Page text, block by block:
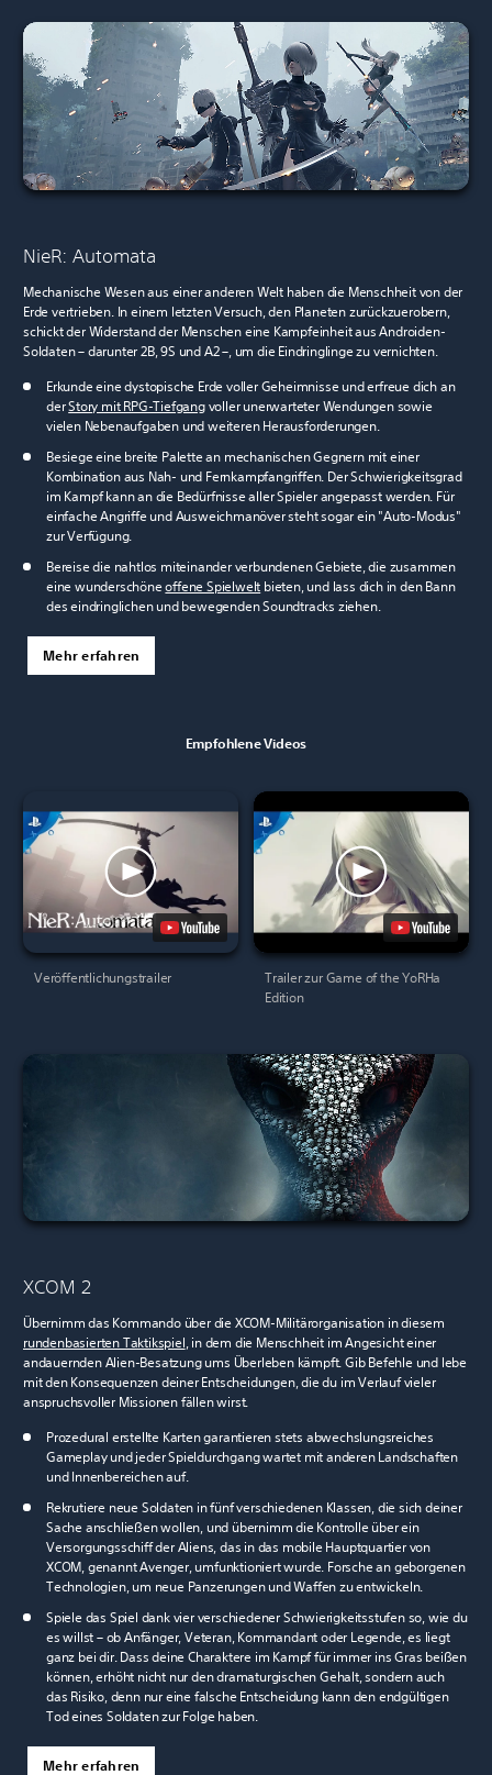
NieR: Automata
Mechanische Wesen aus einer anderen Welt haben die Menschheit von der
Erde vertrieben. In einem letzten Versuch, den Planeten zurückzuerobern,
schickt der Widerstand der Menschen eine Kampfeinheit aus Androiden-
Soldaten – darunter 2B, 9S und A2 –, um die Eindringlinge zu vernichten.
Erkunde eine dystopische Erde voller Geheimnisse und erfreue dich an
derStory mit RPG-Tiefgangvoller unerwarteter Wendungen sowie
vielen Nebenaufgaben und weiteren Herausforderungen.
Besiege eine breite Palette an mechanischen Gegnern mit einer
Kombination aus Nah- und Fernkampfangriffen. Der Schwierigkeitsgrad
im Kampf kann an die Bedürfnisse aller Spieler angepasst werden. Für
einfache Angriffe und Ausweichmanöver steht sogar ein "Auto-Modus"
zur Verfügung.
Bereise die nahtlos miteinander verbundenen Gebiete, die zusammen
eine wunderschöneoffene Spielwelt bieten, und lass dich in den Bann
des eindringlichen und bewegenden Soundtracks ziehen.
Mehr erfahren
Empfohlene Videos
Veröffentlichungstrailer
Trailer zur Game of the YoRHa
Edition
XCOM 2
Übernimm das Kommando über die XCOM-Militärorganisation in diesem
rundenbasierten Taktikspiel, in dem die Menschheit im Angesicht einer
andauernden Alien-Besatzung ums Überleben kämpft. Gib Befehle und lebe
mit den Konsequenzen deiner Entscheidungen, die du im Verlauf vieler
anspruchsvoller Missionen fällen wirst.
Prozedural erstellte Karten garantieren stets abwechslungsreiches
Gameplay und jeder Spieldurchgang wartet mit anderen Landschaften
und Innenbereichen auf.
Rekrutiere neue Soldaten in fünf verschiedenen Klassen, die sich deiner
Sache anschließen wollen, und übernimm die Kontrolle über ein
Versorgungsschiff der Aliens, das in das mobile Hauptquartier von
XCOM, genannt Avenger, umfunktioniert wurde. Forsche an geborgenen
Technologien, um neue Panzerungen und Waffen zu entwickeln.
Spiele das Spiel dank vier verschiedener Schwierigkeitsstufen so, wie du
es willst – ob Anfänger, Veteran, Kommandant oder Legende, es liegt
ganz bei dir. Dass deine Charaktere im Kampf für immer ins Gras beißen
können, erhöht nicht nur den dramaturgischen Gehalt, sondern auch
das Risiko, denn nur eine falsche Entscheidung kann den endgültigen
Tod eines Soldaten zur Folge haben.
Mehr erfahren